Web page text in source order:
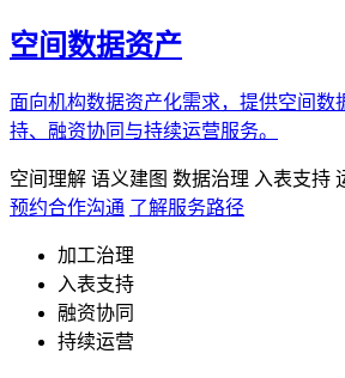
空间数据资产
面向机构数据资产化需求，提供空间数
持、融资协同与持续运营服务。
空间理解 语义建图 数据治理 入表支持
预约合作沟通 了解服务路径
加工治理
入表支持
融资协同
持续运营